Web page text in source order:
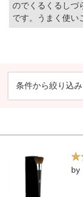
のでくるくるしづ
です。うまく使い
条件から絞り込み
by